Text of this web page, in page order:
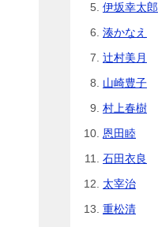
伊坂幸太郎
湊かなえ
辻村美月
山崎豊子
村上春樹
恩田睦
石田衣良
太宰治
重松清